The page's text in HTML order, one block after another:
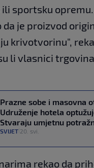
sportsku
da je proizvod
krivotvorinu",
li vlasnici
Prazne sobe i masovna
Udruženje hotela
Stvaraju umjetnu
SVIJET 20. svi.
rekao da